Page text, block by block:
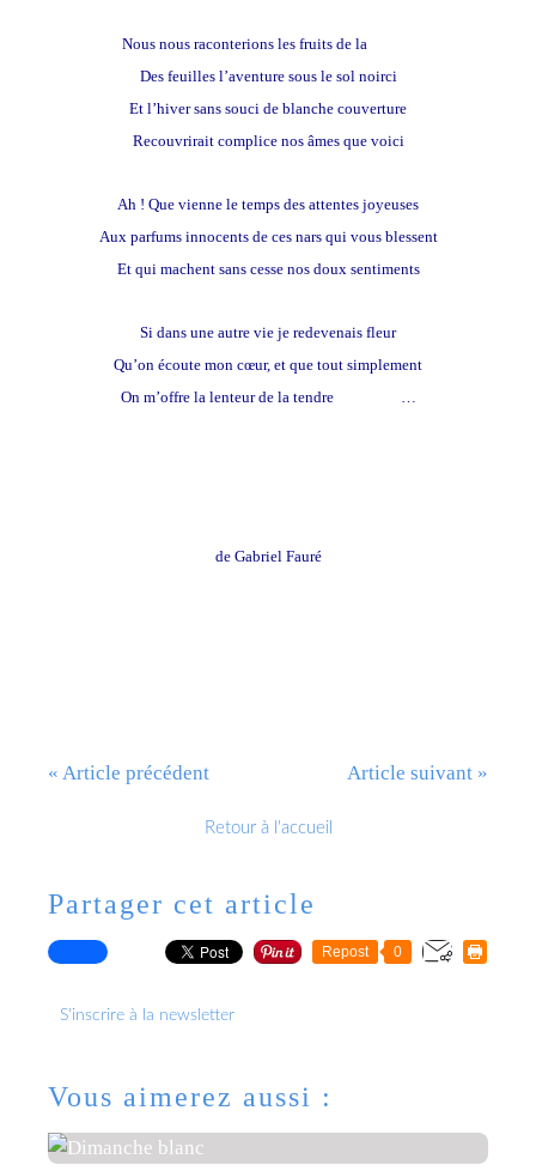
Nous nous raconterions les fruits de la
Des feuilles l’aventure sous le sol noirci
Et l’hiver sans souci de blanche couverture
Recouvrirait complice nos âmes que voici
Ah ! Que vienne le temps des attentes joyeuses
Aux parfums innocents de ces nars qui vous blessent
Et qui machent sans cesse nos doux sentiments
Si dans une autre vie je redevenais fleur
Qu’on écoute mon cœur, et que tout simplement
On m’offre la lenteur de la tendre
de Gabriel Fauré
« Article précédent Article suivant »
Retour à l'accueil
Partager cet article
Repost 0
S'inscrire à la newsletter
Vous aimerez aussi :